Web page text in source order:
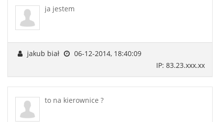
ja jestem
jakub biał
06-12-2014, 18:40:09
IP: 83.23.xxx.xx
to na kierownice ?